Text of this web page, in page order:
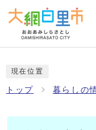
現在位置
トップ 暮らしの